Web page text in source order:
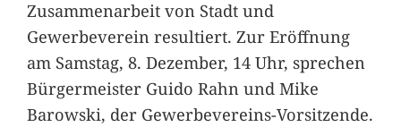
Zusammenarbeit von Stadt und
Gewerbeverein resultiert. Zur Eröffnung
am Samstag, 8. Dezember, 14 Uhr, sprechen
Bürgermeister Guido Rahn und Mike
Barowski, der Gewerbevereins-Vorsitzende.